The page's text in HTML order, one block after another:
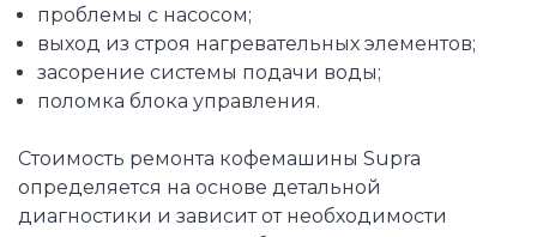
проблемы с насосом;
выход из строя нагревательных элементов;
засорение системы подачи воды;
поломка блока управления.
Стоимость ремонта кофемашины Supra
определяется на основе детальной
диагностики и зависит от необходимости